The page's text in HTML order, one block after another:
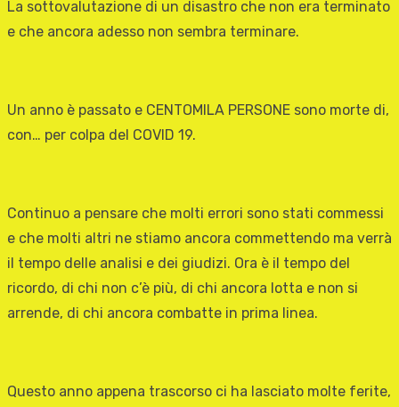
La sottovalutazione di un disastro che non era terminato
e che ancora adesso non sembra terminare.
Un anno è passato e CENTOMILA PERSONE sono morte di,
con… per colpa del COVID 19.
Continuo a pensare che molti errori sono stati commessi
e che molti altri ne stiamo ancora commettendo ma verrà
il tempo delle analisi e dei giudizi. Ora è il tempo del
ricordo, di chi non c’è più, di chi ancora lotta e non si
arrende, di chi ancora combatte in prima linea.
Questo anno appena trascorso ci ha lasciato molte ferite,